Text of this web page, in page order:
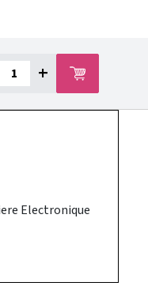
+
Electronique